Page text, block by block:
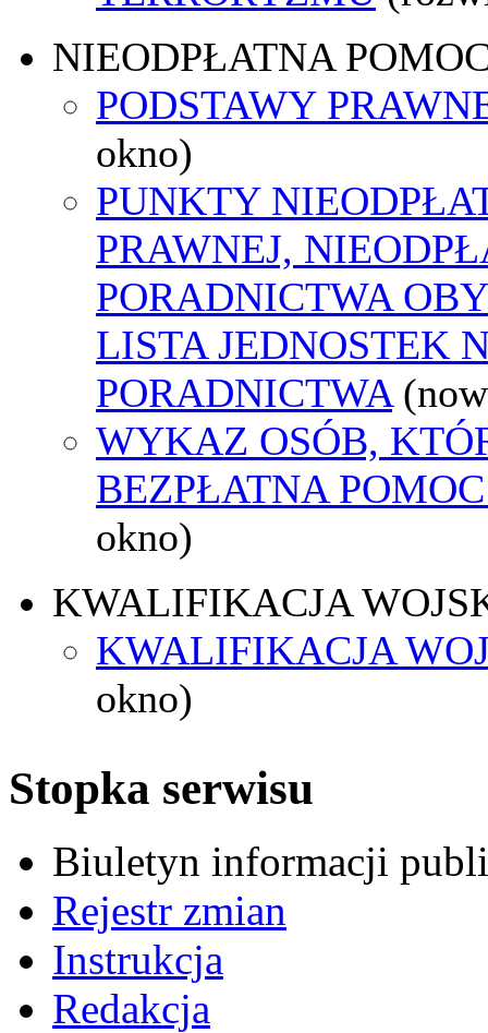
NIEODPŁATNA
PODSTAWY
okno)
PUNKTY
PRAWNEJ,
PORADNICTWA
LISTA JEDNOSTEK
PORADNICTWA
WYKAZ OSÓB,
BEZPŁATNA
okno)
KWALIFIKACJA
KWALIFIKACJA
okno)
Stopka serwisu
Biuletyn informacji
Rejestr zmian
Instrukcja
Redakcja